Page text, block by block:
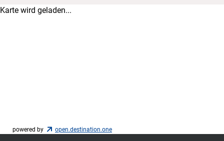
Karte wird geladen...
powered by open.destination.one